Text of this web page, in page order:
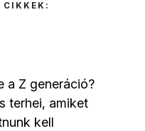
CIKKEK:
a Z generáció?
terhei, amiket
kell